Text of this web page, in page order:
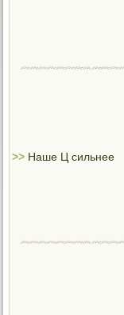
>> Наше Ц сильнее